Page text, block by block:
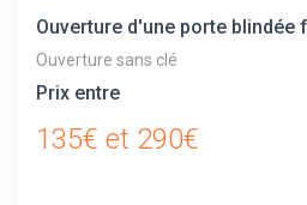
Ouverture d'une porte blindée
Ouverture sans clé
Prix entre
135€ et 290€